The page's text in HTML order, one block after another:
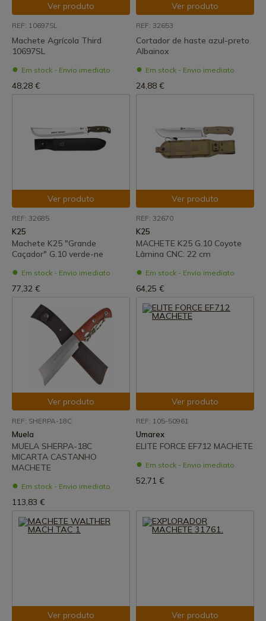
Ver produto
REF: 10697SL
Machete Agrícola Third
10697SL
Em stock - Envio imediato
48,28 €
Ver produto
REF: 32653
Cortador de haste azul-preto
Albainox
Em stock - Envio imediato
24,88 €
Ver produto
REF: 32685
K25
Machete K25 "Grande
Caçador" G.10 verde-ne
Em stock - Envio imediato
77,32 €
Ver produto
REF: 32670
K25
MACHETE K25 G.10 Coyote
Lâmina CNC: 22 cm
Em stock - Envio imediato
64,25 €
Ver produto
REF: SHERPA-18C
Muela
MUELA SHERPA-18C
MICARTA CASTANHO
MACHETE
Em stock - Envio imediato
113,83 €
Ver produto
REF: 105-50961
Umarex
ELITE FORCE EF712 MACHETE
Em stock - Envio imediato
52,71 €
Ver produto Ver produto